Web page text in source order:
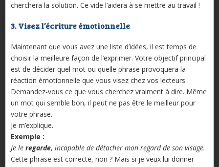
cherchera la solution. Ce vide l’aidera à se mettre au travail !
3. Visez l’écriture émotionnelle
Maintenant que vous avez une liste d’idées, il est temps de
choisir la meilleure façon de l’exprimer. Votre objectif principal
est de décider quel mot ou quelle phrase provoquera la
réaction émotionnelle que vous visez chez vos lecteurs.
Demandez-vous ce que vous cherchez vraiment à dire. Même
un mot qui semble bon, il peut ne pas être le meilleur pour
votre phrase.
Je m’explique.
Exemple :
Je le regarde, incapable de détacher mon regard de son visage.
Cette phrase est correcte, non ? Mais si je veux lui donner